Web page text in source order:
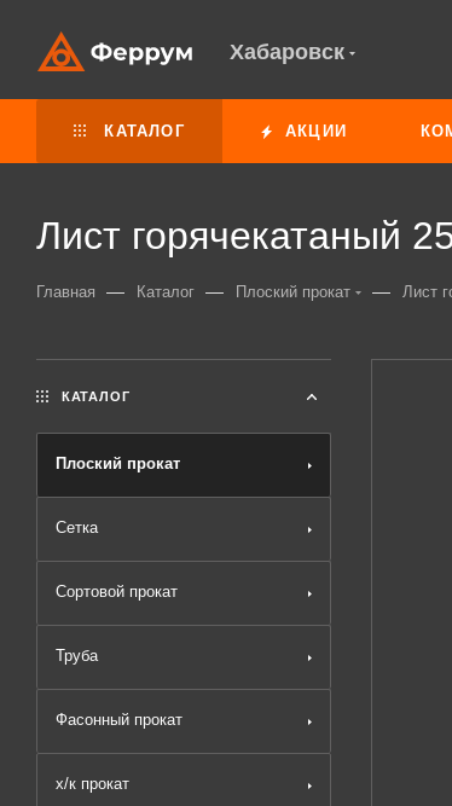
Хабаровск
КАТАЛОГ АКЦИИ
Лист горячекатаный
Главная — Каталог — Плоский прокат — Лист
КАТАЛОГ
Плоский прокат
Сетка
Сортовой прокат
Труба
Фасонный прокат
х/к прокат